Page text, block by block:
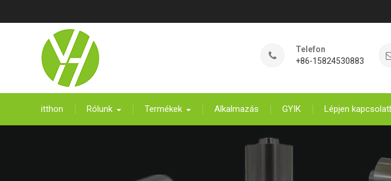
a
Telefon
+86-15824530883
itthon Rólunk Termékek Alkalmazás GYIK Lépjen